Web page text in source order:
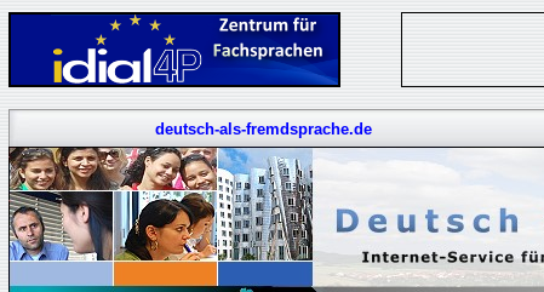
deutsch-als-fremdsprache.de